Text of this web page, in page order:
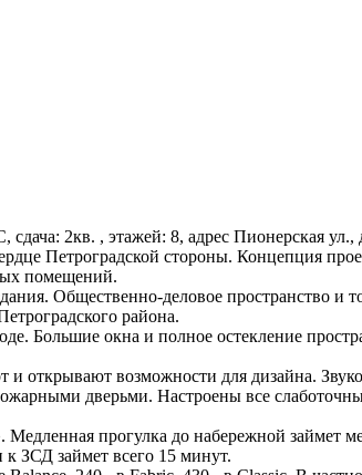
2кв. , этажей: 8, адрес Пионерская
Петроградской стороны. Концепция
помещений.
Общественно-деловое пространство и
района.
Большие окна и полное остекление
открывают возможности для дизайна.
дверьми. Настроены все
Медленная прогулка до набережной
ЗСД займет всего 15 минут.